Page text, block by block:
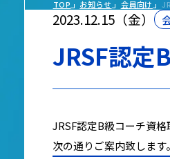
TOP お知らせ 会員向け
2023.12.15（金）
JRSF認定
JRSF認定B級コーチ資
次の通りご案内致します。